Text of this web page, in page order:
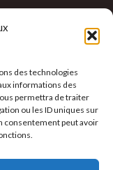
des technologies
informations des
permettra de traiter
ou les ID uniques sur
consentement peut avoir